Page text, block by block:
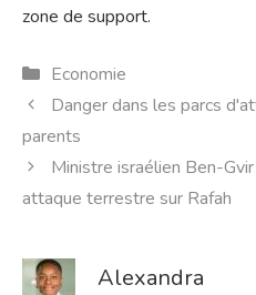
zone de support.
Catégories
Economie
Danger dans les parcs
parents
Ministre israélien Ben-
attaque terrestre sur Rafah
Alexandra